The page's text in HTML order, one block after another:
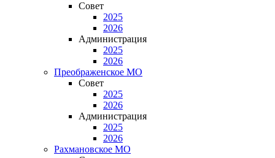
Совет
2025
2026
Администрация
2025
2026
Преображенское МО
Совет
2025
2026
Администрация
2025
2026
Рахмановское МО